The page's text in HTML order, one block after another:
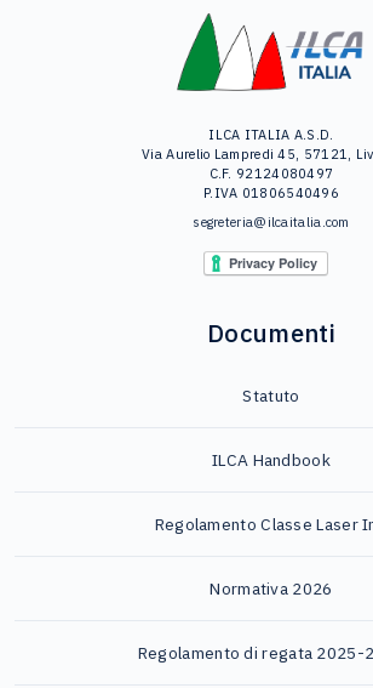
ILCA ITALIA A.S.D.
Via Aurelio Lampredi 45, 57121,
C.F. 92124080497
P.IVA 01806540496
segreteria@ilcaitalia.com
Documenti
Statuto
ILCA Handbook
Regolamento Classe Laser
Normativa 2026
Regolamento di regata 2025-